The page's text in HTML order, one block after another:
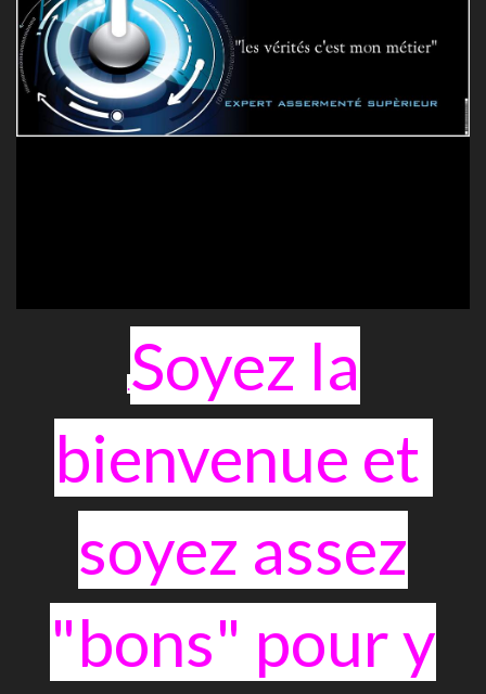
.Soyez la
bienvenue et
soyez assez
"bons" pour y